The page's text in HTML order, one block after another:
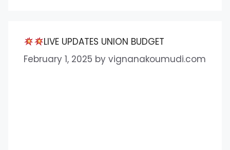
LIVE UPDATES UNION BUDGET
February 1, 2025 by vignanakoumudi.com